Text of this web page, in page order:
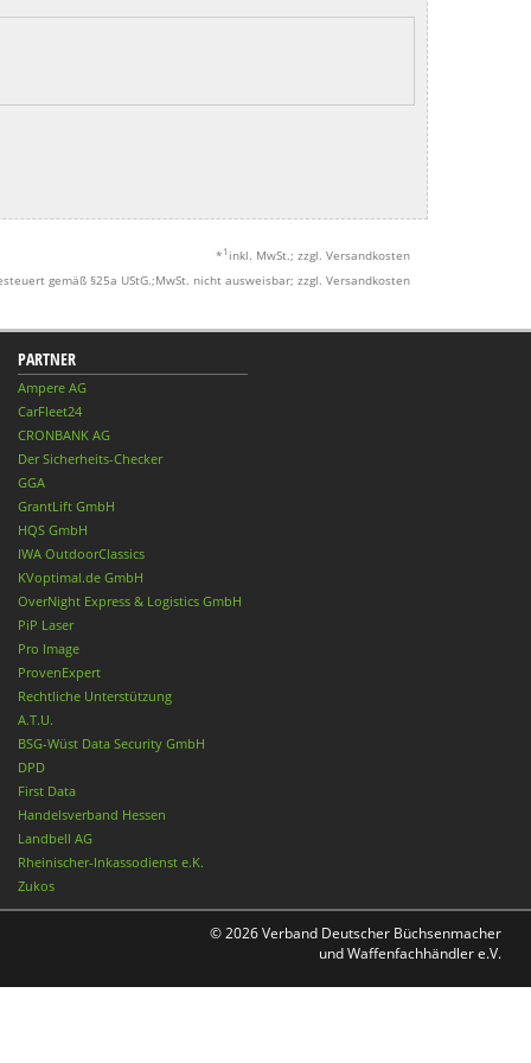
* 1 inkl. MwSt.; zzgl. Versandkosten
gemäß §25a UStG.;MwSt. nicht ausweisbar; zzgl. Versandkosten
PARTNER
Ampere AG
CarFleet24
CRONBANK AG
Der Sicherheits-Checker
GGA
GrantLift GmbH
HQS GmbH
IWA OutdoorClassics
KVoptimal.de GmbH
OverNight Express & Logistics GmbH
PiP Laser
Pro Image
ProvenExpert
Rechtliche Unterstützung
A.T.U.
BSG-Wüst Data Security GmbH
DPD
First Data
Handelsverband Hessen
Landbell AG
Rheinischer-Inkassodienst e.K.
Zukos
© 2026 Verband Deutscher Büchsenmacher
und Waffenfachhändler e.V.